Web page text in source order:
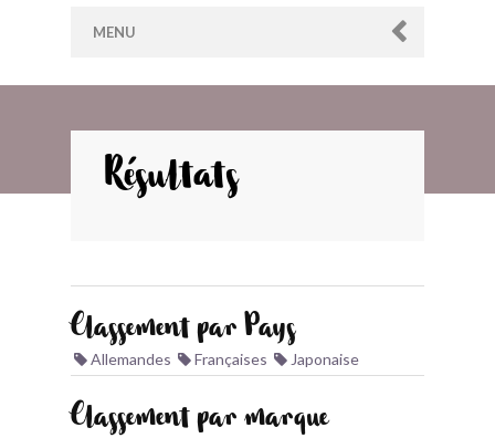
MENU
LE BLOG
Résultats
Classement par Pays
Allemandes Françaises Japonaise
Classement par marque